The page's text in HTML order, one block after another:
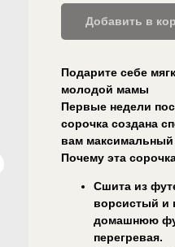
Добавить в
Подарите себе
молодой мамы
Первые недели
сорочка создана
вам
Почему эта
Сшита из
ворсистый и
домашнюю
перегревая.